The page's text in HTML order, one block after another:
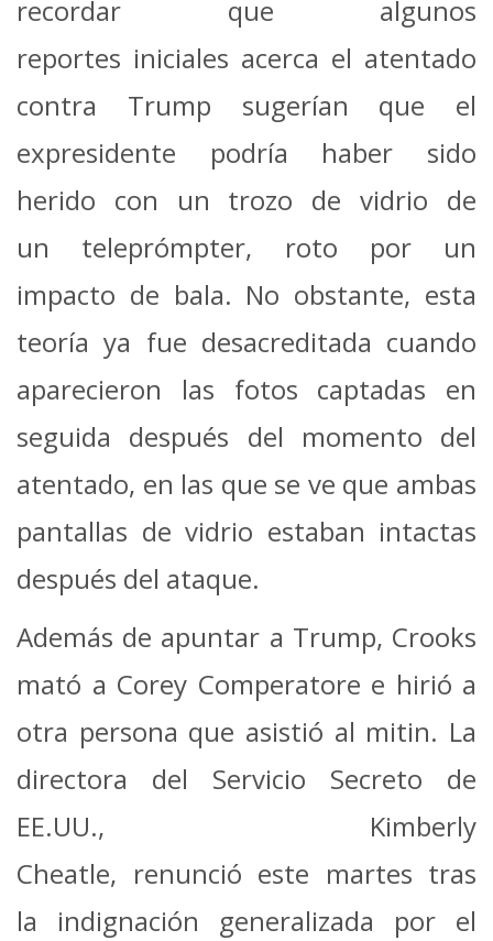
recordar que algunos
reportes iniciales acerca el atentado
contra Trump sugerían que el
expresidente podría haber sido
herido con un trozo de vidrio de
un teleprómpter, roto por un
impacto de bala. No obstante, esta
teoría ya fue desacreditada cuando
aparecieron las fotos captadas en
seguida después del momento del
atentado, en las que se ve que ambas
pantallas de vidrio estaban intactas
después del ataque.
Además de apuntar a Trump, Crooks
mató a Corey Comperatore e hirió a
otra persona que asistió al mitin. La
directora del Servicio Secreto de
EE.UU., Kimberly
Cheatle, renunció este martes tras
la indignación generalizada por el